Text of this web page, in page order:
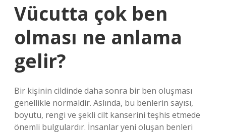
Vücutta çok ben
olması ne anlama
gelir?
Bir kişinin cildinde daha sonra bir ben oluşması
genellikle normaldir. Aslında, bu benlerin sayısı,
boyutu, rengi ve şekli cilt kanserini teşhis etmede
önemli bulgulardır. İnsanlar yeni oluşan benleri